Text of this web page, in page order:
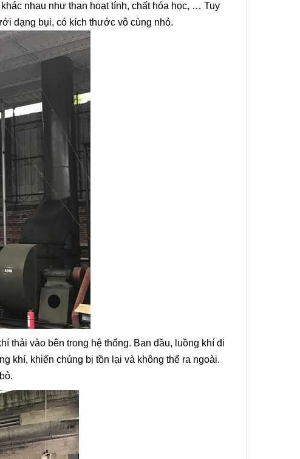
nhau như than hoạt tính, chất hóa học, … Tuy
dạng bụi, có kích thước vô cùng nhỏ.
thải vào bên trong hệ thống. Ban đầu, luồng khí đi
khí, khiến chúng bị tồn lại và không thể ra ngoài.